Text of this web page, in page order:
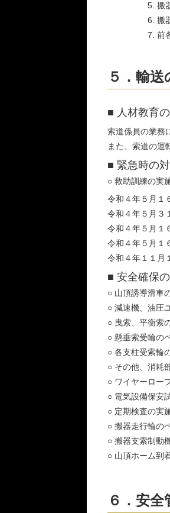
搬
搬
前
５．輸
■ 人材教育
索道係員の業務
また、索道の運
■ 緊急時の
○ 救助訓練の実
令和４年５月
令和４年５月
令和４年５月１
令和４年５月
令和４年１
■ 安全確保
○ 山頂誘導滑車
○ 減速機、油圧
○ 曳索、平衡索
○ 懸垂索受輪の
○ 各支柱受索輪
○ その他、消耗
○ ワイヤーロー
○ 電気設備保安
○ 定期検査の実
○ 搬器走行輪の
○ 搬器支索制動
○ 山頂ホーム到
６．安全